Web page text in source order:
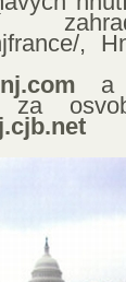
,
a
za